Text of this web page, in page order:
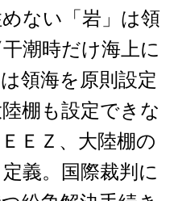
ない「岩」は領
潮時だけ海上に
領海を原則設定
棚も設定できな
ＥＺ、大陸棚の
義。国際裁判に